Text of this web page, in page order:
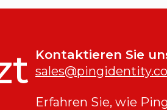
Kontaktieren Sie
Erfahren Sie, wie